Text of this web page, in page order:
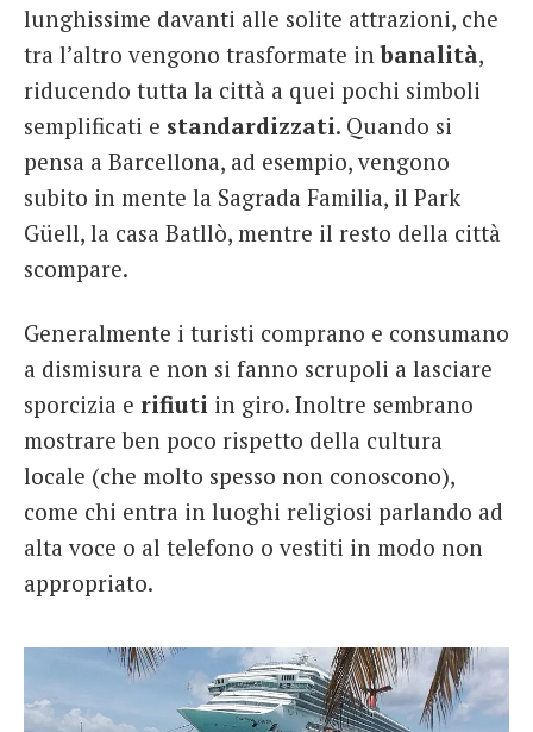
lunghissime davanti alle solite attrazioni, che
tra l’altro vengono trasformate inbanalità,
riducendo tutta la città a quei pochi simboli
semplificati e standardizzati. Quando si
pensa a Barcellona, ad esempio, vengono
subito in mente la Sagrada Familia, il Park
Güell, la casa Batllò, mentre il resto della città
scompare.
Generalmente i turisti comprano e consumano
a dismisura e non si fanno scrupoli a lasciare
sporcizia e rifiuti in giro. Inoltre sembrano
mostrare ben poco rispetto della cultura
locale (che molto spesso non conoscono),
come chi entra in luoghi religiosi parlando ad
alta voce o al telefono o vestiti in modo non
appropriato.